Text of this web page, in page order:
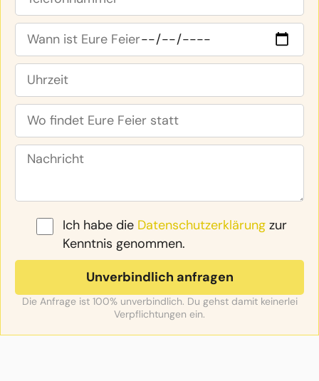
Ich habe die Datenschutzerklärung zur
Kenntnis genommen.
Die Anfrage ist 100% unverbindlich. Du gehst damit keinerlei
Verpflichtungen ein.